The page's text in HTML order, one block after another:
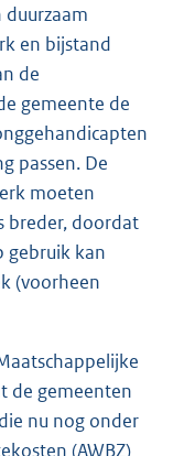
en bijstand
de
gemeente de
passen. De
moeten
breder, doordat
gebruik kan
(voorheen
de gemeenten
nu nog onder
(AWBZ)